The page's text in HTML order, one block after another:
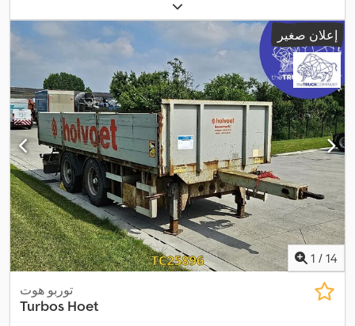
إعلان صغير
1 / 14
توربو هوت
Turbos Hoet